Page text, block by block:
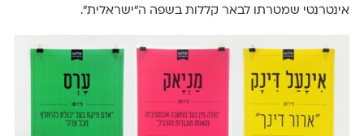
אינטרנטי שמטרתו לבאר קללות בשפה ה"ישראלית".